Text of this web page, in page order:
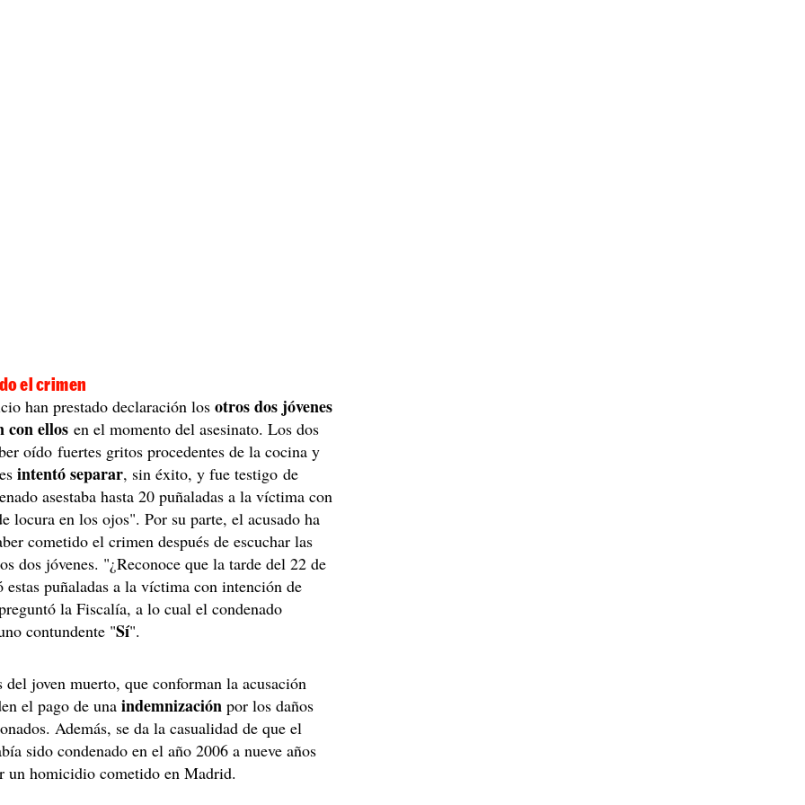
el crimen
han prestado declaración losotros dos jóvenes
con ellos en el momento del asesinato. Los dos
oído fuertes gritos procedentes de la cocina y
intentó separar, sin éxito, y fue testigo de
asestaba hasta 20 puñaladas a la víctima con
locura en los ojos". Por su parte, el acusado ha
cometido el crimen después de escuchar las
dos jóvenes. "¿Reconoce que la tarde del 22 de
estas puñaladas a la víctima con intención de
la Fiscalía, a lo cual el condenado
contundente "Sí".
del joven muerto, que conforman la acusación
el pago de unaindemnización por los daños
Además, se da la casualidad de que el
sido condenado en el año 2006 a nueve años
un homicidio cometido en Madrid.